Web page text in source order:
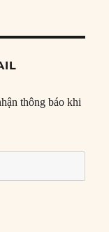
thông báo khi